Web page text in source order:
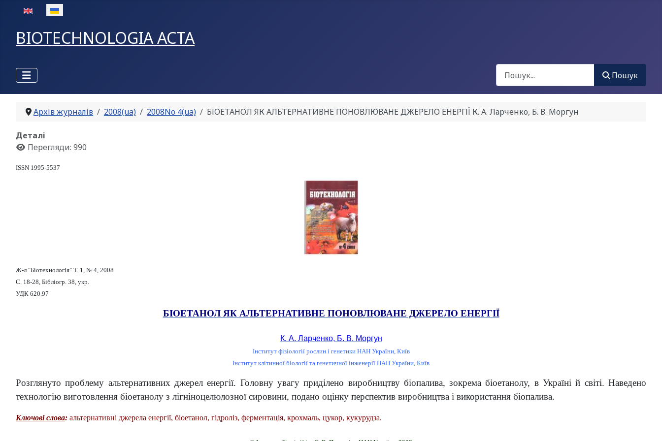
Оберіть свою мову
BIOTECHNOLOGIA ACTA
Пошук
Пошук
Архів журналів 2008(ua) 2008No 4(ua) БІОЕТАНОЛ ЯК АЛЬТЕРНАТИВНЕ ПОНОВЛЮВАНЕ ДЖЕРЕЛО ЕНЕРГІЇ К. А. Ларченко, Б. В. Моргун
Деталі
Перегляди: 990
ISSN 1995-5537
Ж-л "Біотехнологія" Т. 1, № 4, 2008
С. 18-28, Бібліогр. 38, укр.
УДК 620.97
БІОЕТАНОЛ ЯК АЛЬТЕРНАТИВНЕ ПОНОВЛЮВАНЕ ДЖЕРЕЛО ЕНЕРГІЇ
К. А. Ларченко, Б. В. Моргун
Інститут фізіології рослин і генетики НАН України, Київ
Інститут клітинної біології та генетичної інженерії НАН України, Київ
Розглянуто проблему альтернативних джерел енергії. Головну увагу приділено виробництву біопалива, зокрема біоетанолу, в Україні й світі. Наведено
технологію виготовлення біоетанолу з лігніноцелюлозної сировини, подано оцінку перспектив виробництва і використання біопалива.
Ключові слова: альтернативні джерела енергії, біоетанол, гідроліз, ферментація, крохмаль, цукор, кукурудза.